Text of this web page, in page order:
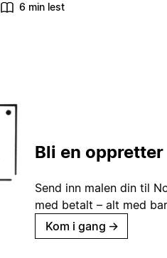
6 min lest
Bli en oppretter
Send inn malen din til
med betalt – alt med
Kom i gang →